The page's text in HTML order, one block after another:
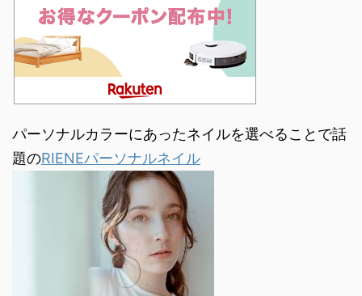
パーソナルカラーにあったネイルを選べることで話
題のRIENEパーソナルネイル